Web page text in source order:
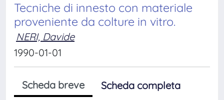
Tecniche di innesto con materiale
proveniente da colture in vitro.
NERI, Davide
1990-01-01
Scheda breve
Scheda completa